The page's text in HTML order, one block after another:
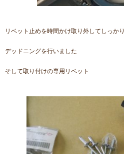
リベット止めを時間かけ取り外してしっかり
デッドニングを行いました
そして取り付けの専用リベット